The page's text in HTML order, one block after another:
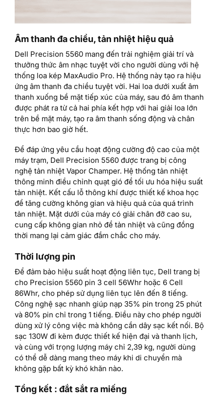
Âm thanh đa chiều, tản nhiệt hiệu quả
Dell Precision 5560 mang đến trải nghiệm giải trí và
thưởng thức âm nhạc tuyệt vời cho người dùng với hệ
thống loa kép MaxAudio Pro. Hệ thống này tạo ra hiệu
ứng âm thanh đa chiều tuyệt vời. Hai loa dưới xuất âm
thanh xuống bề mặt tiếp xúc của máy, sau đó âm thanh
được phát ra từ cả hai phía kết hợp với hai giải loa lớn
trên bề mặt máy, tạo ra âm thanh sống động và chân
thực hơn bao giờ hết.
Để đáp ứng yêu cầu hoạt động cường độ cao của một
máy trạm, Dell Precision 5560 được trang bị công
nghệ tản nhiệt Vapor Champer. Hệ thống tản nhiệt
thông minh điều chỉnh quạt gió để tối ưu hóa hiệu suất
tản nhiệt. Kết cấu lỗ thông khí được thiết kế khoa học
để tăng cường không gian và hiệu quả của quá trình
tản nhiệt. Mặt dưới của máy có giải chân đỡ cao su,
cung cấp không gian nhỏ để tản nhiệt và cũng đồng
thời mang lại cảm giác đầm chắc cho máy.
Thời lượng pin
Để đảm bảo hiệu suất hoạt động liên tục, Dell trang bị
cho Precision 5560 pin 3 cell 56Whr hoặc 6 Cell
86Whr, cho phép sử dụng liên tục lên đến 8 tiếng.
Công nghệ sạc nhanh giúp nạp 35% pin trong 25 phút
và 80% pin chỉ trong 1 tiếng. Điều này cho phép người
dùng xử lý công việc mà không cần dây sạc kết nối. Bộ
sạc 130W đi kèm được thiết kế hiện đại và thanh lịch,
và cùng với trọng lượng máy chỉ 2,39 kg, người dùng
có thể dễ dàng mang theo máy khi di chuyển mà
không gặp bất kỳ khó khăn nào.
Tổng kết : đắt sắt ra miếng